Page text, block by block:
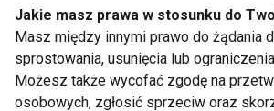
Mounjaro vs Ozempic
– różnice, skuteczność
i co wybrać?
nie
mówią
Jakie masz prawa w stosunku do
Masz między innymi prawo do żądania
sprostowania, usunięcia lub
Możesz także wycofać zgodę na
osobowych, zgłosić sprzeciw oraz